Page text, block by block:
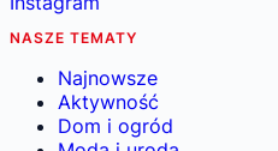
NASZE TEMATY
Najnowsze
Aktywność
Dom i ogród